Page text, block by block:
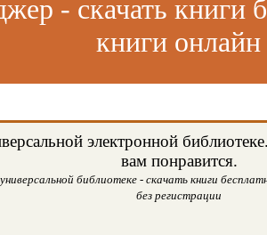
- скачать книги
книги онлайн
электронной
вам понравится.
библиотеке - скачать книги
без регистрации